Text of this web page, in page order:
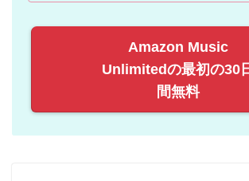
Amazon Music
Unlimitedの最初の30
間無料